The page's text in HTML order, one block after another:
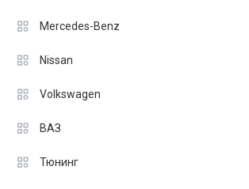
Mercedes-Benz
Nissan
Volkswagen
ВАЗ
Тюнинг